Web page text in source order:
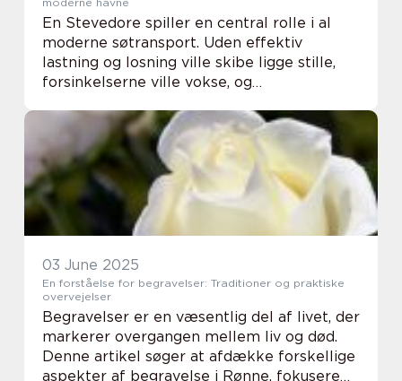
En Stevedore spiller en central rolle i al
moderne søtransport. Uden effektiv
lastning og losning ville skibe ligge stille,
forsinkelserne ville vokse, og
hvor logistik og leveringstider er afgørende
konku...
03 June 2025
En forståelse for begravelser: Traditioner og praktiske
overvejelser
Begravelser er en væsentlig del af livet, der
markerer overgangen mellem liv og død.
Denne artikel søger at afdække forskellige
aspekter af begravelse i Rønne, fokusere